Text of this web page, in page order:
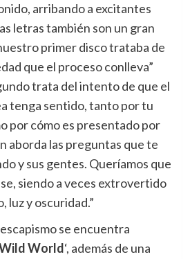
arribando a excitantes
letras también son un gran
primer disco trataba de
que el proceso conlleva”
trata del intento de que el
tenga sentido, tanto por tu
por cómo es presentado por
aborda las preguntas que te
y sus gentes. Queríamos que
siendo a veces extrovertido
y oscuridad.”
se encuentra
World‘, además de una